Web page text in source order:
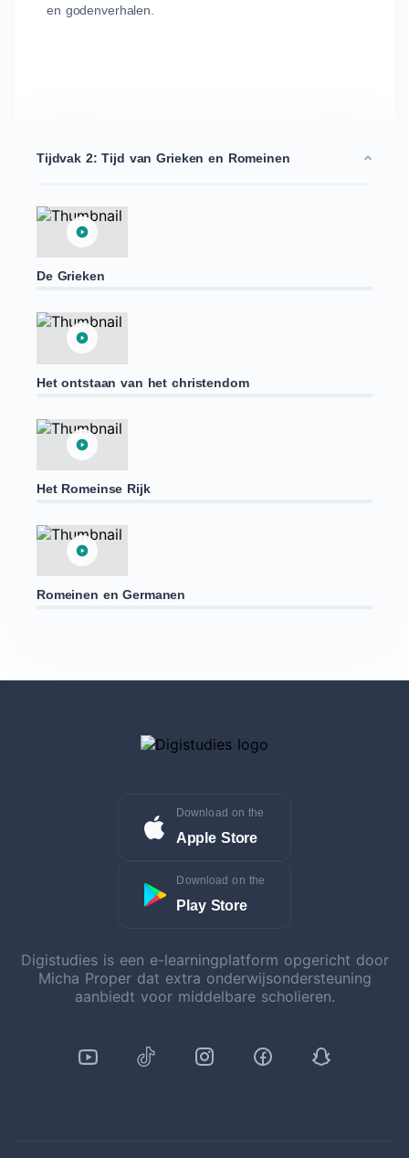
en godenverhalen.
Tijdvak 2: Tijd van Grieken en Romeinen
De Grieken
Het ontstaan van het christendom
Het Romeinse Rijk
Romeinen en Germanen
Download on the
Apple Store
Download on the
Play Store
Digistudies is een e-learningplatform opgericht door
Micha Proper dat extra onderwijsondersteuning
aanbiedt voor middelbare scholieren.